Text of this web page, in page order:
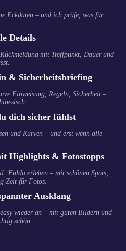
Eckdaten – und ich prüfe, was für
Details
mit Treffpunkt, Dauer und
& Sicherheitsbriefing
Einweisung, Regeln, Sicherheit –
dich sicher fühlst
und Kurven – und erst wenn alle
Highlights & Fotostopps
Fulda erleben – mit schönen Spots,
Zeit für Fotos.
Ausklang
wieder an – mit guten Bildern und
schön.